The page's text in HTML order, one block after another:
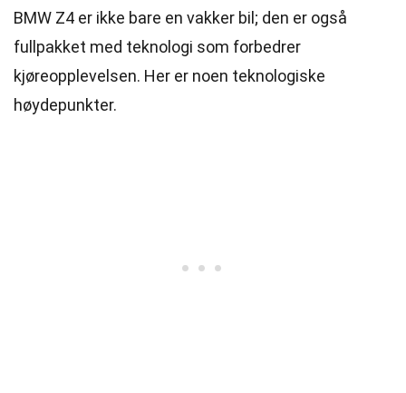
BMW Z4 er ikke bare en vakker bil; den er også
fullpakket med teknologi som forbedrer
kjøreopplevelsen. Her er noen teknologiske
høydepunkter.